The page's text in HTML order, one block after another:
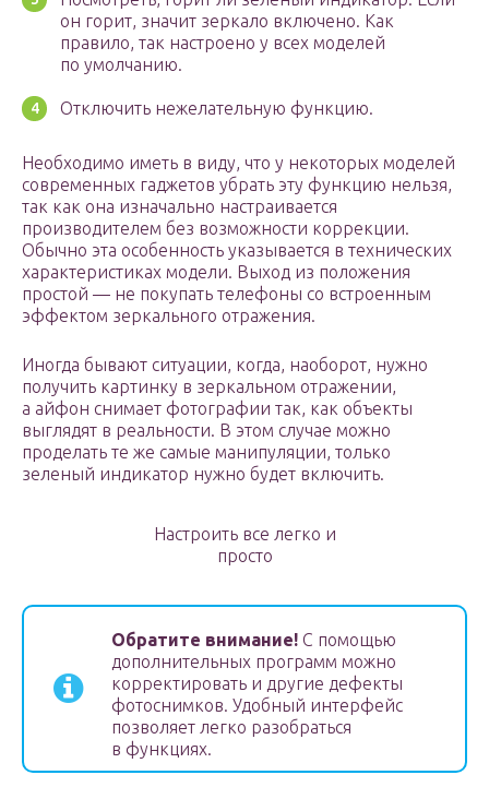
он горит, значит зеркало включено. Как
правило, так настроено у всех моделей
по умолчанию.
Отключить нежелательную функцию.
Необходимо иметь в виду, что у некоторых моделей
современных гаджетов убрать эту функцию нельзя,
так как она изначально настраивается
производителем без возможности коррекции.
Обычно эта особенность указывается в технических
характеристиках модели. Выход из положения
простой — не покупать телефоны со встроенным
эффектом зеркального отражения.
Иногда бывают ситуации, когда, наоборот, нужно
получить картинку в зеркальном отражении,
а айфон снимает фотографии так, как объекты
выглядят в реальности. В этом случае можно
проделать те же самые манипуляции, только
зеленый индикатор нужно будет включить.
Настроить все легко и
просто
Обратите внимание! С помощью
дополнительных программ можно
корректировать и другие дефекты
фотоснимков. Удобный интерфейс
позволяет легко разобраться
в функциях.